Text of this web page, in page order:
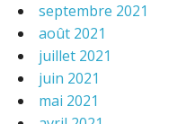
septembre 2021
août 2021
juillet 2021
juin 2021
mai 2021